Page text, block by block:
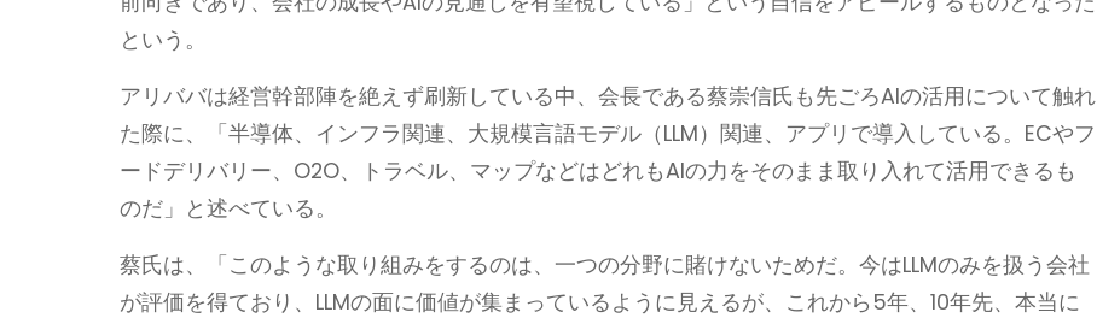
という。
アリババは経営幹部陣を絶えず刷新している中、会長である蔡崇信氏も先ごろAIの活用について触れ
た際に、「半導体、インフラ関連、大規模言語モデル（LLM）関連、アプリで導入している。ECやフ
ードデリバリー、O2O、トラベル、マップなどはどれもAIの力をそのまま取り入れて活用できるも
のだ」と述べている。
蔡氏は、「このような取り組みをするのは、一つの分野に賭けないためだ。今はLLMのみを扱う会社
が評価を得ており、LLMの面に価値が集まっているように見えるが、これから5年、10年先、本当に